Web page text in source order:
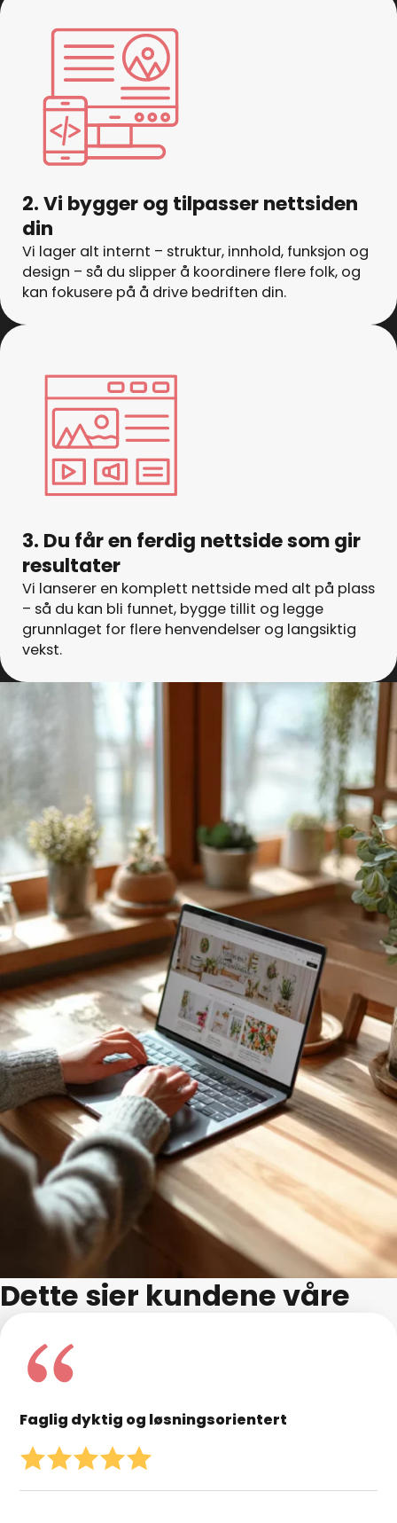
2. Vi bygger og tilpasser nettsiden
din
Vi lager alt internt – struktur, innhold, funksjon og
design – så du slipper å koordinere flere folk, og
kan fokusere på å drive bedriften din.
3. Du får en ferdig nettside som gir
resultater
Vi lanserer en komplett nettside med alt på plass
– så du kan bli funnet, bygge tillit og legge
grunnlaget for flere henvendelser og langsiktig
vekst.
Dette sier kundene våre
Faglig dyktig og løsningsorientert